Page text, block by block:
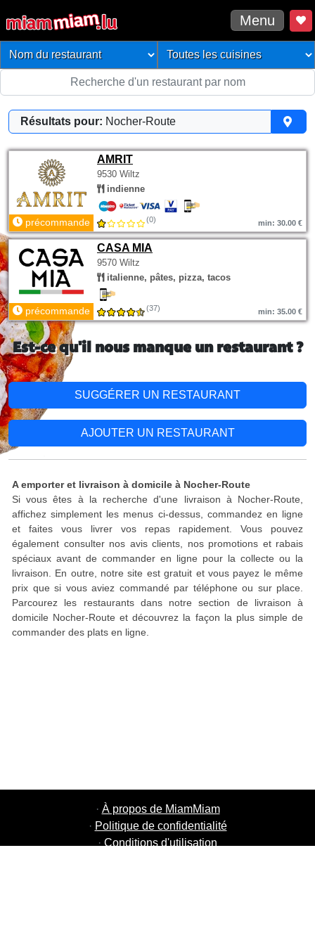
Menu
Résultats pour: Nocher-Route
AMRIT
9530 Wiltz
indienne
précommande (0) min: 30.00 €
CASA MIA
9570 Wiltz
italienne, pâtes, pizza, tacos
précommande (37) min: 35.00 €
Est-ce qu'il nous manque un restaurant ?
SUGGÉRER UN RESTAURANT
AJOUTER UN RESTAURANT
A emporter et livraison à domicile à Nocher-Route
Si vous êtes à la recherche d'une livraison à Nocher-Route,
affichez simplement les menus ci-dessus, commandez en ligne
et faites vous livrer vos repas rapidement. Vous pouvez
également consulter nos avis clients, nos promotions et rabais
spéciaux avant de commander en ligne pour la collecte ou la
livraison. En outre, notre site est gratuit et vous payez le même
prix que si vous aviez commandé par téléphone ou sur place.
Parcourez les restaurants dans notre section de livraison à
domicile Nocher-Route et découvrez la façon la plus simple de
commander des plats en ligne.
· À propos de MiamMiam
· Politique de confidentialité
· Conditions d'utilisation